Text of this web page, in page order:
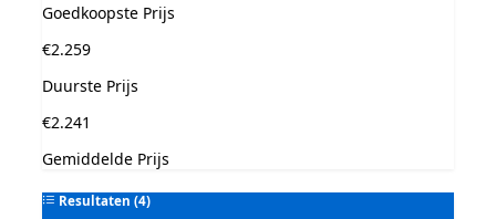
Goedkoopste Prijs
€2.259
Duurste Prijs
€2.241
Gemiddelde Prijs
Resultaten (4)